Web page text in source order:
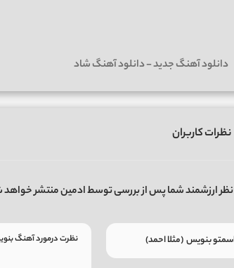
دانلود آهنگ جدید-دانلود آهنگ شاد
نظرات کاربران
نظر ارزشمند شما پس از بررسی توسط ادمین منتشر